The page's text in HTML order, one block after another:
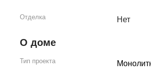
Отделка Нет
О доме
Тип проекта